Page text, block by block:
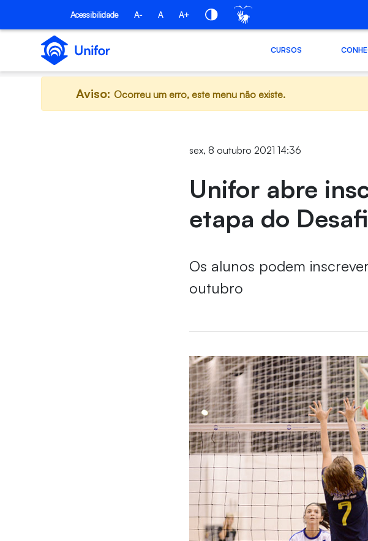
Pular para o Conteúdo principal
Acessibilidade A- A A+
CURSOS
Aviso: Ocorreu um erro, este menu não existe.
sex, 8 outubro 2021 14:36
Unifor abre
etapa do
Os alunos podem
outubro